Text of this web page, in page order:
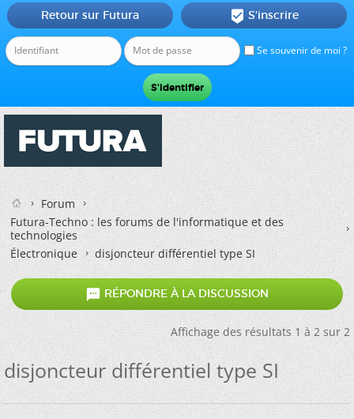
Se souvenir de moi ?
Retour sur Futura  S'inscrire
Forum
Futura-Techno : les forums de l'informatique et des
technologies
Électronique
disjoncteur différentiel type SI
 RÉPONDRE À LA DISCUSSION
Affichage des résultats 1 à 2 sur 2
disjoncteur différentiel type SI